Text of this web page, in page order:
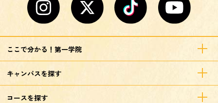
ここで分かる！第一学院
キャンパスを探す
コースを探す